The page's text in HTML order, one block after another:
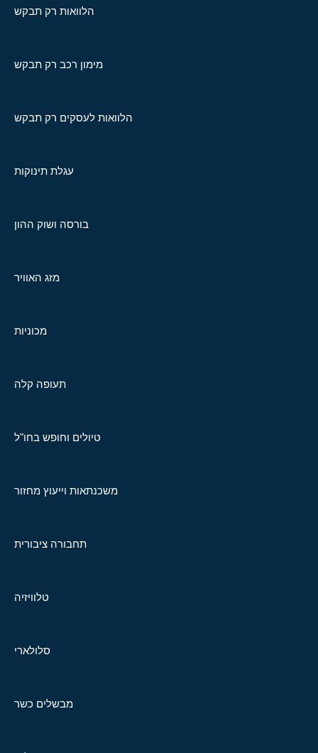
הלוואות רק תבקש
מימון רכב רק תבקש
הלוואות לעסקים רק תבקש
עגלת תינוקות
בורסה ושוק ההון
מזג האוויר
מכוניות
תעופה קלה
טיולים וחופש בחו"ל
משכנתאות וייעוץ מחזור
תחבורה ציבורית
טלוויזיה
סלולארי
מבשלים כשר